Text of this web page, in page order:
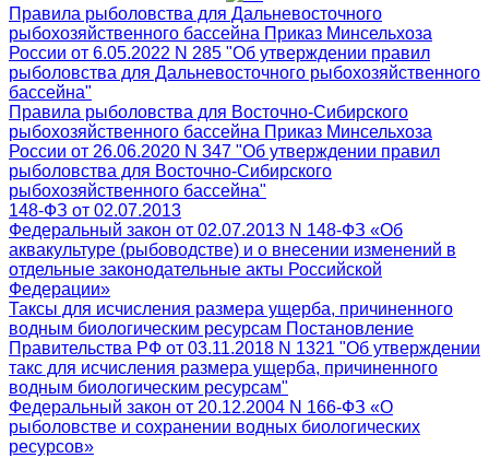
Правила рыболовства для Дальневосточного
рыбохозяйственного бассейна Приказ Минсельхоза
России от 6.05.2022 N 285 "Об утверждении правил
рыболовства для Дальневосточного рыбохозяйственного
бассейна"
Правила рыболовства для Восточно-Сибирского
рыбохозяйственного бассейна Приказ Минсельхоза
России от 26.06.2020 N 347 "Об утверждении правил
рыболовства для Восточно-Сибирского
рыбохозяйственного бассейна"
148-ФЗ от 02.07.2013
Федеральный закон от 02.07.2013 N 148-ФЗ «Об
аквакультуре (рыбоводстве) и о внесении изменений в
отдельные законодательные акты Российской
Федерации»
Таксы для исчисления размера ущерба, причиненного
водным биологическим ресурсам Постановление
Правительства РФ от 03.11.2018 N 1321 "Об утверждении
такс для исчисления размера ущерба, причиненного
водным биологическим ресурсам"
Федеральный закон от 20.12.2004 N 166-ФЗ «О
рыболовстве и сохранении водных биологических
ресурсов»